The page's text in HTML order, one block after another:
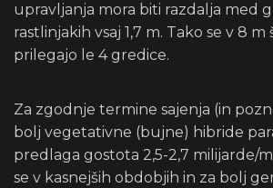
upravljanja mora biti razdalja med
rastlinjakih vsaj 1,7 m. Tako se v 8
prilegajo le 4 gredice.
Za zgodnje termine sajenja (in
bolj vegetativne (bujne) hibride
predlaga gostota 2,5-2,7 milijarde/m
se v kasnejših obdobjih in za bolj